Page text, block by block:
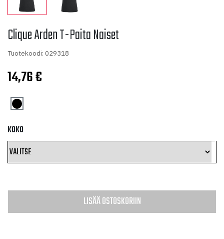
Clique Arden T-Paita Naiset
Tuotekoodi: 029318
14,76€
KOKO
LISÄÄ OSTOSKORIIN